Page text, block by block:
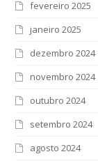
fevereiro 2025
janeiro 2025
dezembro 2024
novembro 2024
outubro 2024
setembro 2024
agosto 2024